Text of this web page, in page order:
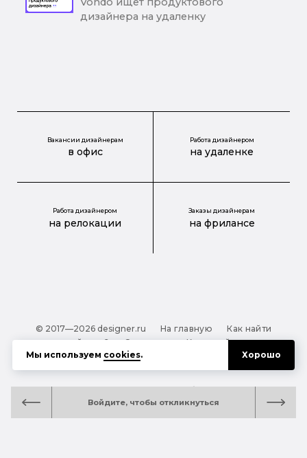
Войдите, чтобы откликнуться
дизайнера на удаленку
Вакансии дизайнерам
в офис
Работа дизайнером
на удаленке
Работа дизайнером
на релокации
Заказы дизайнерам
на фрилансе
© 2017—2026 designer.ru На главную
Как найти
дизайнера?
О проекте
Карта сайта
Обработка персональных данных
Файлы cookie
Полезная подсказка:
Как выбрать дизайнера:
руководство для тех, кто заказывает дизайн
Мы используем cookies. Хорошо